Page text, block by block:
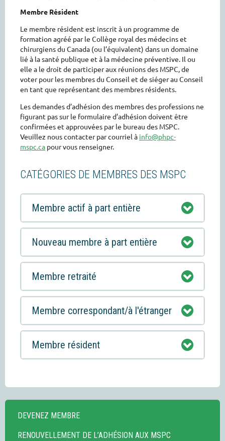
Membre Résident
Le membre résident est inscrit à un programme de
formation agréé par le Collège royal des médecins et
chirurgiens du Canada (ou l’équivalent) dans un domaine
lié à la santé publique et à la médecine préventive. Il ou
elle a le droit de participer aux réunions des MSPC, de
voter pour les membres du Conseil et de siéger au Conseil
en tant que représentant des membres résidents.
Les demandes d’adhésion des membres des professions ne
figurant pas sur le formulaire d’adhésion doivent être
confirmées et approuvées par le bureau des MSPC.
Veuillez nous contacter par courriel à info@phpc-
mspc.ca pour vous renseigner.
CATÉGORIES DE MEMBRES DES MSPC
Membre actif à part entière
Nouveau membre à part entière
Membre retraité
Membre correspondant/à l'étranger
Membre résident
DEVENEZ MEMBRE
RENOUVELLEMENT DE L’ADHÉSION AUX MSPC